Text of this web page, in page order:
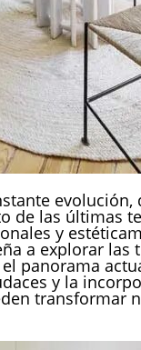
de las últimas
y
a explorar las
panorama
y la
transformar